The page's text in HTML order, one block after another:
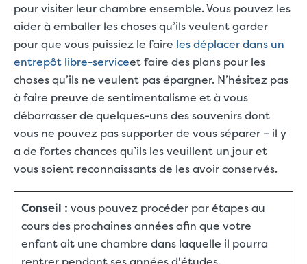
pour visiter leur chambre ensemble. Vous pouvez les
aider à emballer les choses qu’ils veulent garder
pour que vous puissiez le faire les déplacer dans un
entrepôt libre-serviceet faire des plans pour les
choses qu’ils ne veulent pas épargner. N’hésitez pas
à faire preuve de sentimentalisme et à vous
débarrasser de quelques-uns des souvenirs dont
vous ne pouvez pas supporter de vous séparer – il y
a de fortes chances qu’ils les veuillent un jour et
vous soient reconnaissants de les avoir conservés.
Conseil : vous pouvez procéder par étapes au
cours des prochaines années afin que votre
enfant ait une chambre dans laquelle il pourra